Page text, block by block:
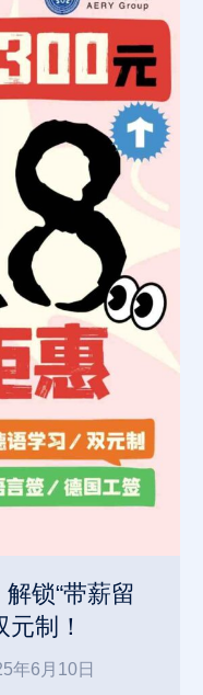
锁“带薪留
元制！
年6月10日